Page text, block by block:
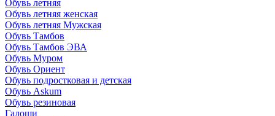
Обувь летняя
Обувь летняя женская
Обувь летняя Мужская
Обувь Тамбов
Обувь Тамбов ЭВА
Обувь Муром
Обувь Ориент
Обувь подростковая и детская
Обувь Askum
Обувь резиновая
Галоши